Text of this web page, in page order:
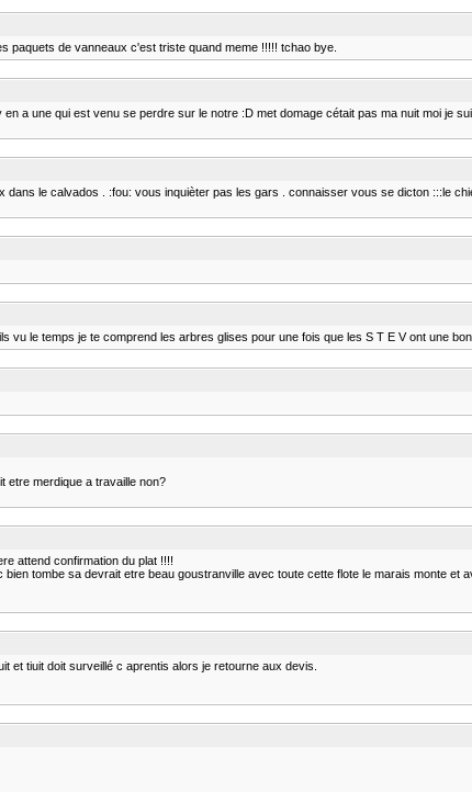
paquets de vanneaux c'est triste quand meme !!!!! tchao bye.
a une qui est venu se perdre sur le notre :D met domage cétait pas ma nuit moi je
le calvados . :fou: vous inquièter pas les gars . connaisser vous se dicton :::le
vu le temps je te comprend les arbres glises pour une fois que les S T E V ont une
etre merdique a travaille non?
attend confirmation du plat !!!!
tombe sa devrait etre beau goustranville avec toute cette flote le marais monte
et tiuit doit surveillé c aprentis alors je retourne aux devis.